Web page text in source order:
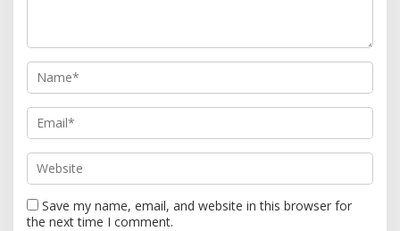
o
n
Save my name, email, and website in this browser for
the next time I comment.